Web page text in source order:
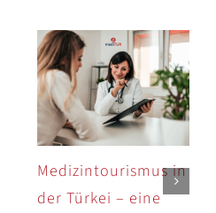
Medizintourismus in
der Türkei – eine